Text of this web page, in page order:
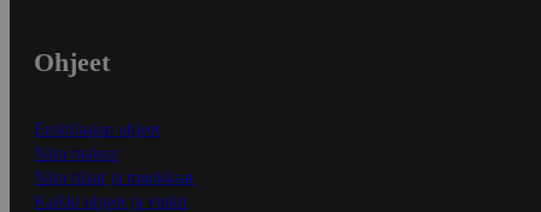
Ohjeet
Ensitilaajan ohjeet
Näin maksat
Näin tilaat ja muokkaat
Kaikki ohjeet ja vinkit